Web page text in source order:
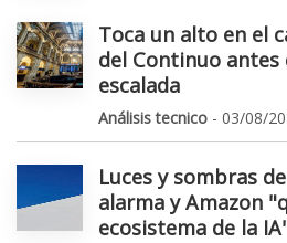
Toca un alto en el
del Continuo
escalada
Análisis tecnico - 03/08/
Luces y sombras
alarma y Amazon
ecosistema de la